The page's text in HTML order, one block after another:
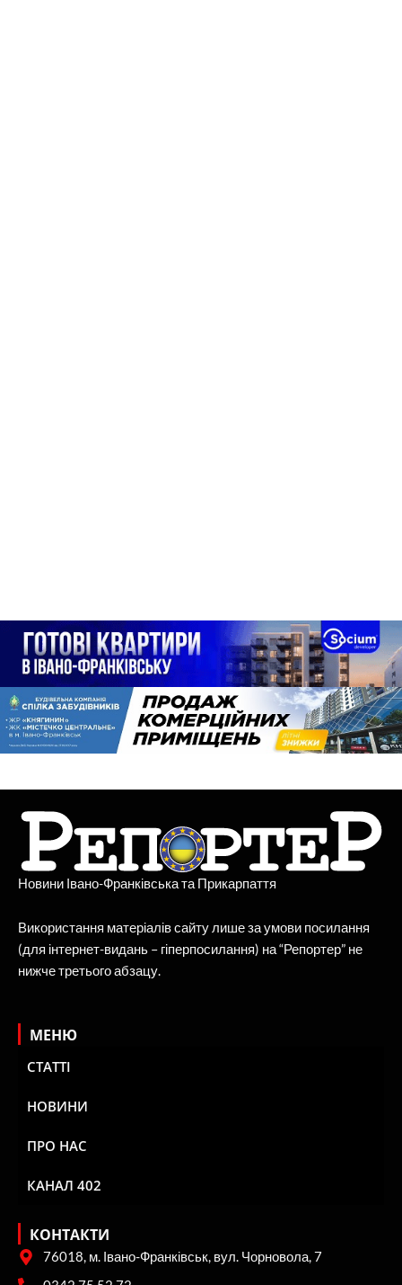
Новини Івано-Франківська та Прикарпаття
Використання матеріалів сайту лише за умови посилання
(для інтернет-видань – гіперпосилання) на “Репортер” не
нижче третього абзацу.
МЕНЮ
СТАТТІ
НОВИНИ
ПРО НАС
КАНАЛ 402
КОНТАКТИ
76018, м. Івано-Франківськ, вул. Чорновола, 7